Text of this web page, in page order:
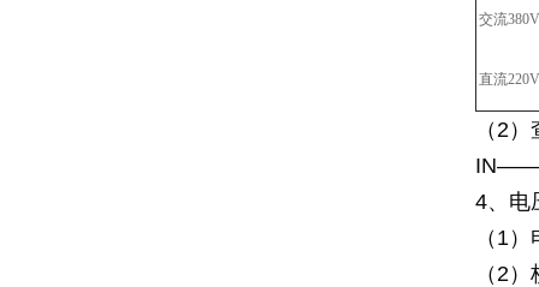
交流380V
直流220V
（2
IN——
4、电
（1
（2）